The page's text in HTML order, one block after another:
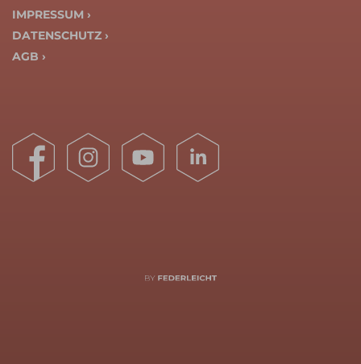
IMPRESSUM ›
DATENSCHUTZ ›
AGB ›